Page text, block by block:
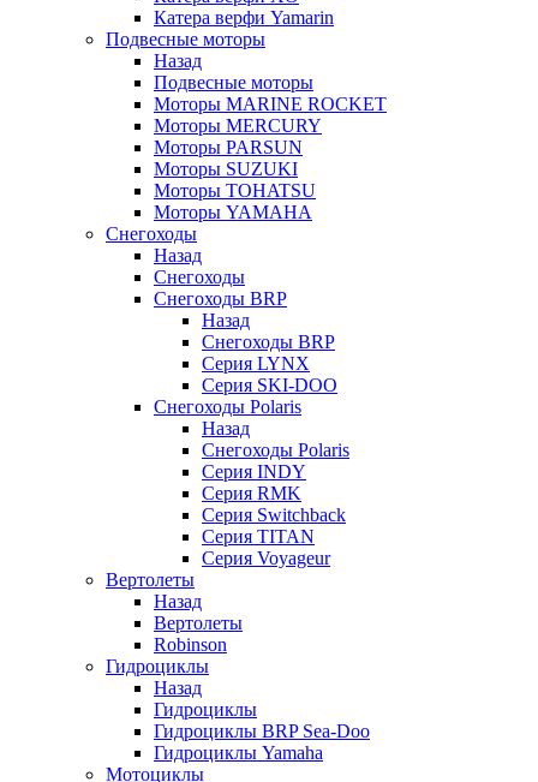
Катера верфи Yamarin
Подвесные моторы
Назад
Подвесные моторы
Моторы MARINE ROCKET
Моторы MERCURY
Моторы PARSUN
Моторы SUZUKI
Моторы TOHATSU
Моторы YAMAHA
Снегоходы
Назад
Снегоходы
Снегоходы BRP
Назад
Снегоходы BRP
Серия LYNX
Серия SKI-DOO
Снегоходы Polaris
Назад
Снегоходы Polaris
Серия INDY
Серия RMK
Серия Switchback
Серия TITAN
Серия Voyageur
Вертолеты
Назад
Вертолеты
Robinson
Гидроциклы
Назад
Гидроциклы
Гидроциклы BRP Sea-Doo
Гидроциклы Yamaha
Мотоциклы